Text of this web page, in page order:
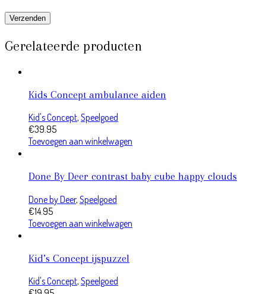
Gerelateerde producten
Kids Concept ambulance aiden
Kid's Concept, Speelgoed
€39.95
Toevoegen aan winkelwagen
Done By Deer contrast baby cube happy clouds
Done by Deer, Speelgoed
€14.95
Toevoegen aan winkelwagen
Kid’s Concept ijspuzzel
Kid's Concept, Speelgoed